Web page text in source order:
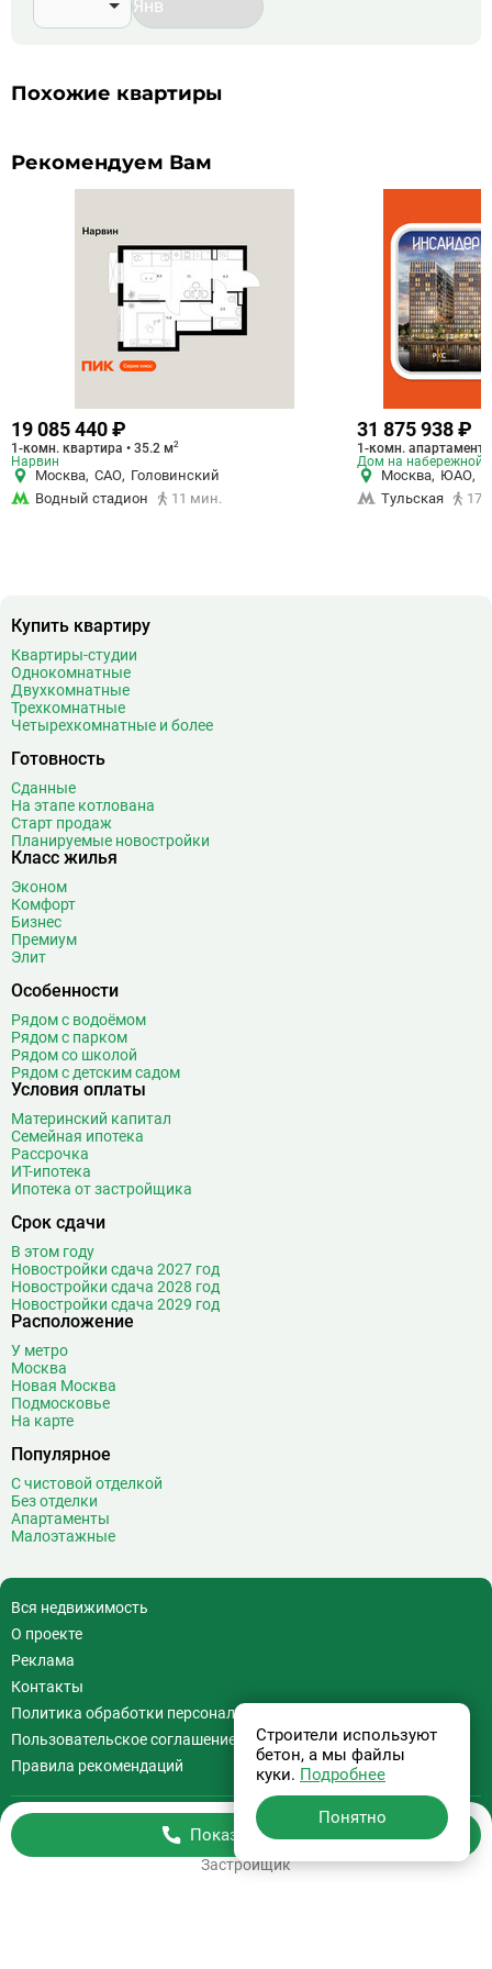
Похожие квартиры
Рекомендуем Вам
19 085 440 ₽
1-комн. квартира • 35.2 м2
Нарвин
Москва, САО, Головинский
Водный стадион
11 мин.
31 875 938 ₽
1-комн.
Дом на набережной
Москва, ЮАО,
Тульская
17
Показать телефон
Застройщик
Купить квартиру
Квартиры-студии
Однокомнатные
Двухкомнатные
Трехкомнатные
Четырехкомнатные и более
Готовность
Сданные
На этапе котлована
Старт продаж
Планируемые новостройки
Класс жилья
Эконом
Комфорт
Бизнес
Премиум
Элит
Особенности
Рядом с водоёмом
Рядом с парком
Рядом со школой
Рядом с детским садом
Условия оплаты
Материнский капитал
Семейная ипотека
Рассрочка
ИТ-ипотека
Ипотека от застройщика
Срок сдачи
В этом году
Новостройки сдача 2027 год
Новостройки сдача 2028 год
Новостройки сдача 2029 год
Расположение
У метро
Москва
Новая Москва
Подмосковье
На карте
Популярное
С чистовой отделкой
Без отделки
Апартаменты
Малоэтажные
Вся недвижимость
О проекте
Реклама
Контакты
Политика обработки персональных данных
Пользовательское соглашение
Правила рекомендаций
Бесплатная консультация
Строители используют
бетон, а мы файлы
куки. Подробнее
Понятно